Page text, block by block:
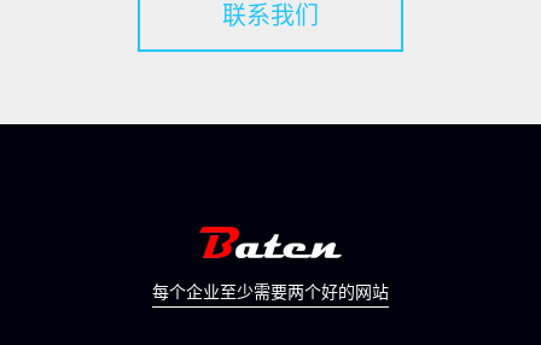
联系我们
每个企业至少需要两个好的网站